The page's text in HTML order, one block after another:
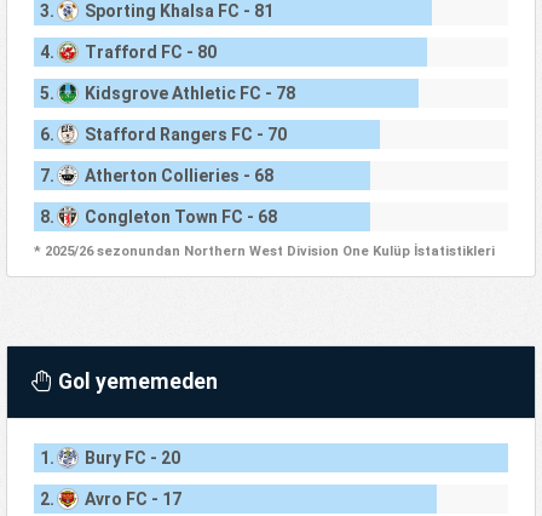
3. Sporting Khalsa FC - 81
4. Trafford FC - 80
5. Kidsgrove Athletic FC - 78
6. Stafford Rangers FC - 70
7. Atherton Collieries - 68
8. Congleton Town FC - 68
* 2025/26 sezonundan Northern West Division One Kulüp İstatistikleri
Gol yememeden
1. Bury FC - 20
2. Avro FC - 17